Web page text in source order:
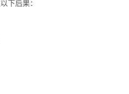
下后果：